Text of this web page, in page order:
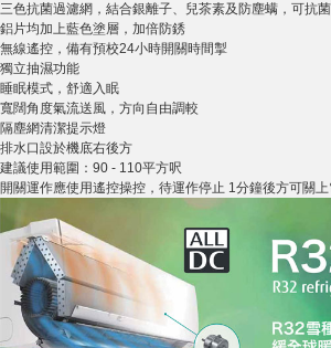
三色抗菌過濾網，結合銀離子、兒茶素及防塵螨，可抗
鋁片均加上藍色塗層，加倍防銹
無線遙控，備有預校24小時開關時間掣
獨立抽濕功能
睡眠模式，舒適入眠
寬闊角度氣流送風，方向自由調較
隔塵網清潔提示燈
排水口設於機底右後方
建議使用範圍：90 - 110平方呎
開關運作應使用遙控操控，待運作停止 1分鐘後方可關